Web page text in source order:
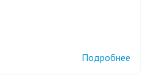
Подробнее